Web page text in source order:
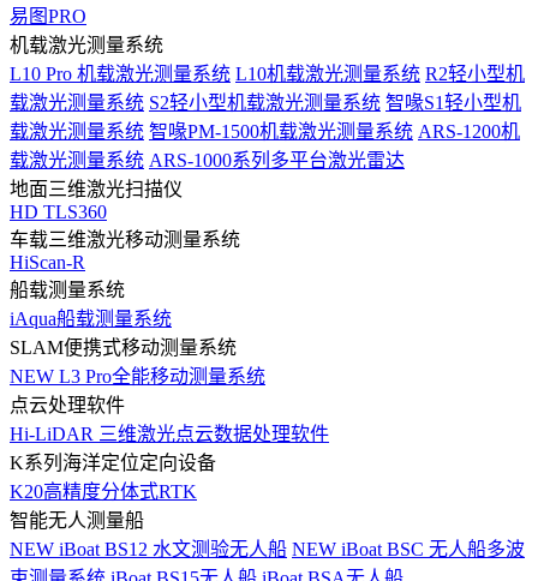
易图PRO
机载激光测量系统
L10 Pro 机载激光测量系统 L10机载激光测量系统 R2轻小型机
载激光测量系统 S2轻小型机载激光测量系统 智喙S1轻小型机
载激光测量系统 智喙PM-1500机载激光测量系统 ARS-1200机
载激光测量系统 ARS-1000系列多平台激光雷达
地面三维激光扫描仪
HD TLS360
车载三维激光移动测量系统
HiScan-R
船载测量系统
iAqua船载测量系统
SLAM便携式移动测量系统
NEW L3 Pro全能移动测量系统
点云处理软件
Hi-LiDAR 三维激光点云数据处理软件
K系列海洋定位定向设备
K20高精度分体式RTK
智能无人测量船
NEW iBoat BS12 水文测验无人船 NEW iBoat BSC 无人船多波